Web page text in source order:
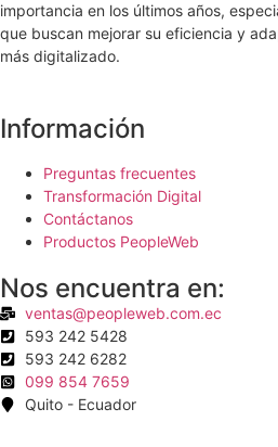
importancia en los últimos años,
que buscan mejorar su eficiencia y
más digitalizado.
Información
Preguntas frecuentes
Transformación Digital
Contáctanos
Productos PeopleWeb
Nos encuentra en:
ventas@peopleweb.com.ec
593 242 5428
593 242 6282
099 854 7659
Quito - Ecuador